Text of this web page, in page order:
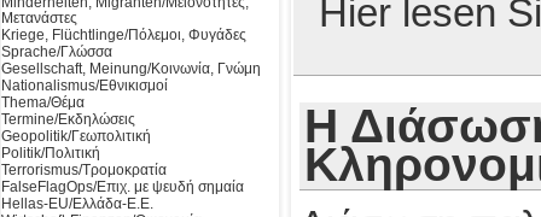
Μετανάστες
Kriege, Flüchtlinge/Πόλεμοι, Φυγάδες
Sprache/Γλώσσα
Gesellschaft, Meinung/Κοινωνία, Γνώμη
Nationalismus/Εθνικισμοί
Thema/Θέμα
Termine/Εκδηλώσεις
Geopolitik/Γεωπολιτική
Politik/Πολιτική
Terrorismus/Τρομοκρατία
FalseFlagOps/Επιχ. με ψευδή σημαία
Hellas-EU/Ελλάδα-Ε.Ε.
Hier lesen
Η